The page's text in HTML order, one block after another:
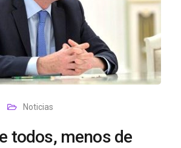
Noticias
todos, menos de